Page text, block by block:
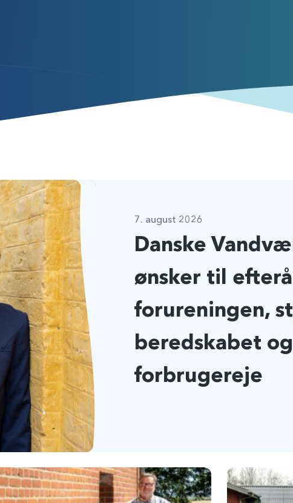
7. august 2026
Danske
ønsker til
forureningen,
beredskabet
forbrugereje